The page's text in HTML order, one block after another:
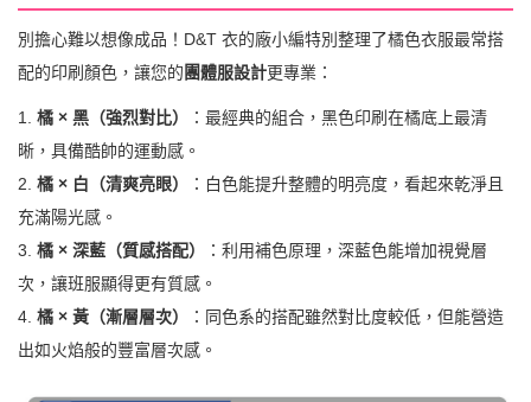
別擔心難以想像成品！D&T 衣的廠小編特別整理了橘色衣服最常搭
配的印刷顏色，讓您的團體服設計更專業：
1. 橘 × 黑（強烈對比）
：最經典的組合，黑色印刷在橘底上最清
晰，具備酷帥的運動感。
2. 橘 × 白（清爽亮眼）
：白色能提升整體的明亮度，看起來乾淨且
充滿陽光感。
3. 橘 × 深藍（質感搭配）
：利用補色原理，深藍色能增加視覺層
次，讓班服顯得更有質感。
4. 橘 × 黃（漸層層次）
：同色系的搭配雖然對比度較低，但能營造
出如火焰般的豐富層次感。